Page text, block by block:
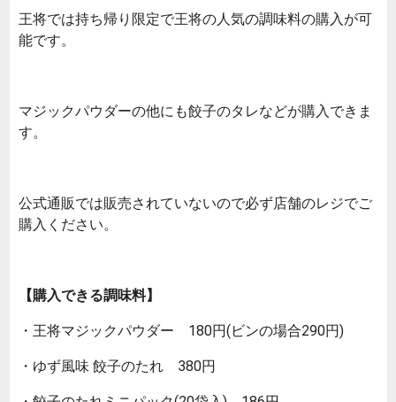
王将では持ち帰り限定で王将の人気の調味料の購入が可
能です。
マジックパウダーの他にも餃子のタレなどが購入できま
す。
公式通販では販売されていないので必ず店舗のレジでご
購入ください。
【購入できる調味料】
・王将マジックパウダー 180円(ビンの場合290円)
・ゆず風味 餃子のたれ 380円